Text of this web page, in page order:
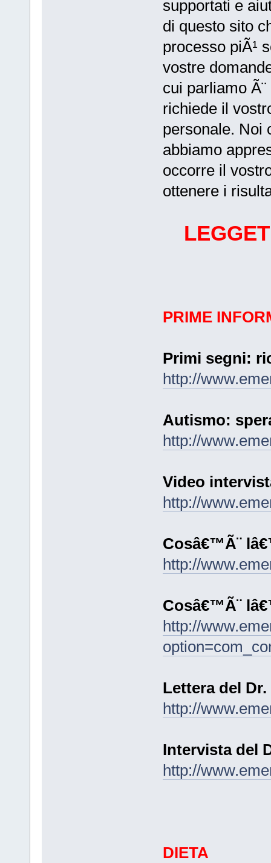
supportati e
di questo sito
processo piÃ¹
vostre
cui parliamo
richiede il
personale. Noi
abbiamo
occorre il
ottenere i
PRIME
Primi segni:
http://
Autismo:
http://
Video
http://
Cosâ€™Ã¨
http://
Cosâ€™Ã¨
http://
Lettera del
http://
Intervista del
http://
DIETA